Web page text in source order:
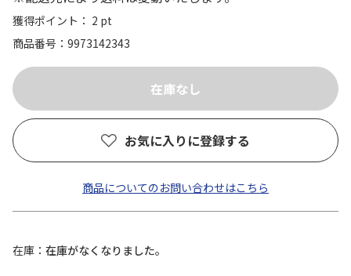
獲得ポイント： 2 pt
商品番号
9973142343
お気に入りに登録する
商品についてのお問い合わせはこちら
在庫
在庫がなくなりました。